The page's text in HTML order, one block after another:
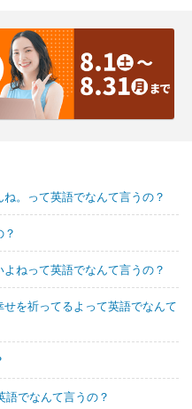
。って英語でなんて言うの？
ねって英語でなんて言うの？
を祈ってるよって英語でなんて
語でなんて言うの？